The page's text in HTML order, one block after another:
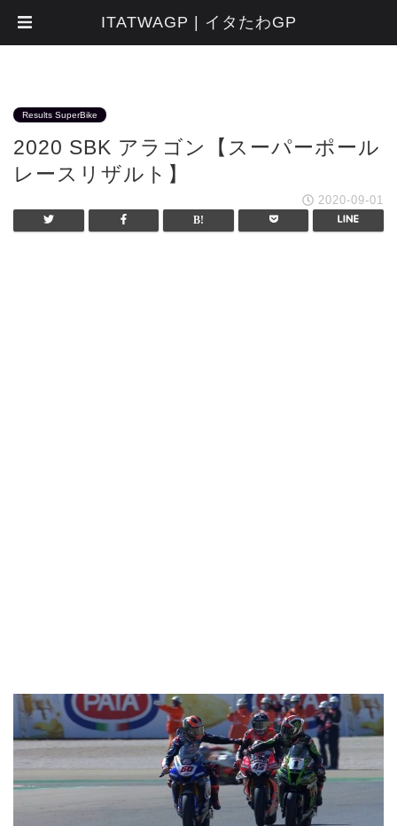
Results SuperBike
2020 SBK アラゴン【スーパーポール
レースリザルト】
2020-09-01
ITATWAGP | イタたわGP